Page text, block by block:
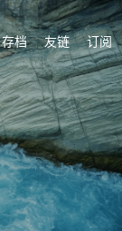
存档 友链 订阅